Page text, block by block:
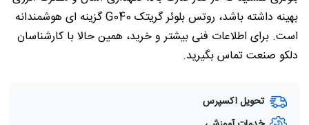
بهینه داشته باشد، روتس بلوئر گریتک G040 گزینه‌ ای هوشمندانه
است. برای اطلاعات فنی بیشتر و خرید، همین حالا با کارشناسان
دلکو صنعت تماس بگیرید.
تحویل اکسپرس